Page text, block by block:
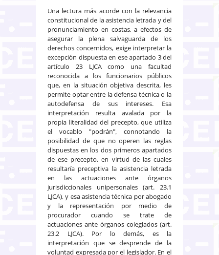
Una lectura más acorde con la relevancia
constitucional de la asistencia letrada y del
pronunciamiento en costas, a efectos de
asegurar la plena salvaguarda de los
derechos concernidos, exige interpretar la
excepción dispuesta en ese apartado 3 del
artículo 23 LJCA como una facultad
reconocida a los funcionarios públicos
que, en la situación objetiva descrita, les
permite optar entre la defensa técnica o la
autodefensa de sus intereses. Esa
interpretación resulta avalada por la
propia literalidad del precepto, que utiliza
el vocablo "podrán", connotando la
posibilidad de que no operen las reglas
dispuestas en los dos primeros apartados
de ese precepto, en virtud de las cuales
resultaría preceptiva la asistencia letrada
en las actuaciones ante órganos
jurisdiccionales unipersonales (art. 23.1
LJCA), y esa asistencia técnica por abogado
y la representación por medio de
procurador cuando se trate de
actuaciones ante órganos colegiados (art.
23.2 LJCA). Por lo demás, es la
interpretación que se desprende de la
voluntad expresada por el legislador. En el